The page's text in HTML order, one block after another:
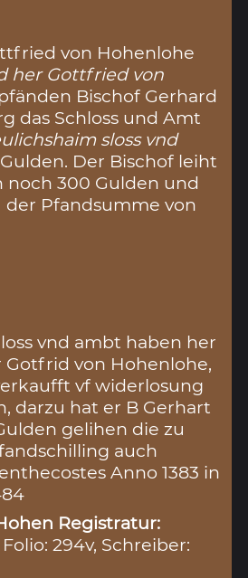
von Hohenlohe
her Gottfried von
Bischof Gerhard
das Schloss und Amt
sloss vnd
Der Bischof leiht
noch 300 Gulden und
der Pfandsumme von
vnd ambt haben her
Gotfrid von Hohenlohe,
vf widerlosung
darzu hat er B Gerhart
gelihen die zu
auch
Anno 1383 in
Registratur:
294v, Schreiber: